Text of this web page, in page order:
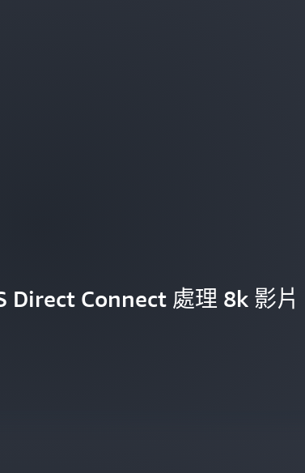
Direct Connect 處理 8k 影片